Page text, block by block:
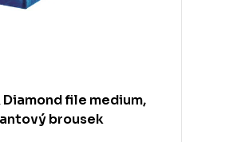
Diamond file medium,
brousek